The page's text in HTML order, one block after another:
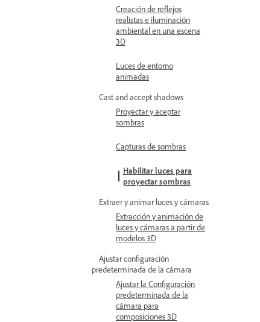
Creación de reflejos
realistas e iluminación
ambiental en una escena
3D
Luces de entorno
animadas
Cast and accept shadows
Proyectar y aceptar
sombras
Capturas de sombras
Habilitar luces para
proyectar sombras
Extraer y animar luces y cámaras
Extracción y animación de
luces y cámaras a partir de
modelos 3D
Ajustar configuración
predeterminada de la cámara
Ajustar la Configuración
predeterminada de la
cámara para
composiciones 3D